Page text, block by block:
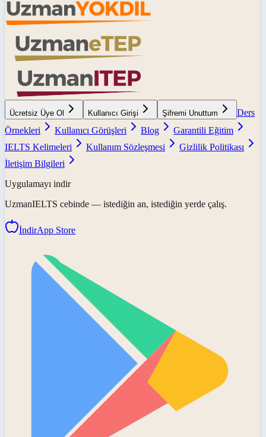
Ücretsiz Üye Ol Kullanıcı Girişi Şifremi Unuttum
Ders
Örnekleri
Kullanıcı Görüşleri Blog
Garantili Eğitim
IELTS Kelimeleri
Kullanım Sözleşmesi
Gizlilik Politikası
İletişim Bilgileri
Uygulamayı indir
UzmanIELTS cebinde — istediğin an, istediğin yerde çalış.
İndirApp Store